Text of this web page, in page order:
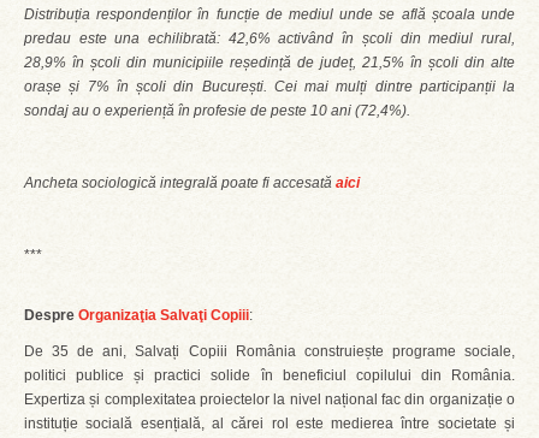
Distribuția respondenților în funcție de mediul unde se află școala unde
predau este una echilibrată: 42,6% activând în școli din mediul rural,
28,9% în școli din municipiile reședință de județ, 21,5% în școli din alte
orașe și 7% în școli din București. Cei mai mulți dintre participanții la
sondaj au o experiență în profesie de peste 10 ani (72,4%).
Ancheta sociologică integrală poate fi accesată aici
***
Despre Organizaţia Salvaţi Copiii:
De 35 de ani, Salvați Copiii România construiește programe sociale,
politici publice și practici solide în beneficiul copilului din România.
Expertiza și complexitatea proiectelor la nivel național fac din organizație o
instituție socială esențială, al cărei rol este medierea între societate și